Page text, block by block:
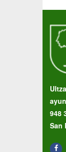
948
San